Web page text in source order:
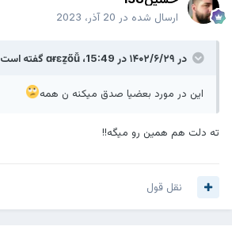
ارسال شده در 20 آذر، 2023
در ۱۴۰۲/۶/۲۹ در 15:49، ɑɍɛẕőǚگفته است:
این در مورد بعضیا صدق میکنه ن همه
ته دلت هم همین رو میگه!!
نقل قول